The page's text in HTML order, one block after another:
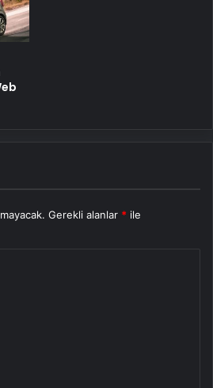
Gerekli alanlar * ile